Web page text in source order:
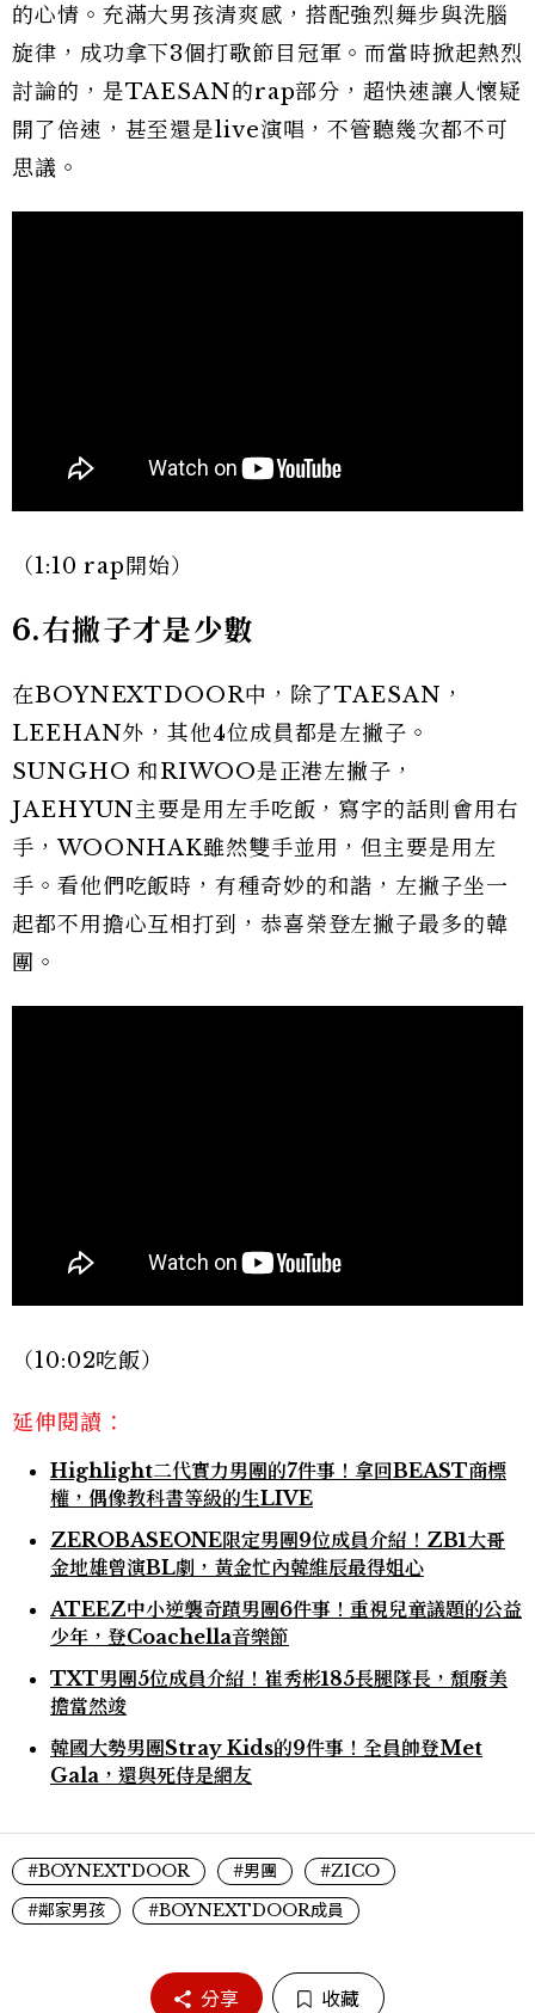
的心情。充滿大男孩清爽感，搭配強烈舞步與洗腦
旋律，成功拿下3個打歌節目冠軍。而當時掀起熱烈
討論的，是TAESAN的rap部分，超快速讓人懷疑
開了倍速，甚至還是live演唱，不管聽幾次都不可
思議。
（1:10 rap開始）
6.右撇子才是少數
在BOYNEXTDOOR中，除了TAESAN，
LEEHAN外，其他4位成員都是左撇子。
SUNGHO 和RIWOO是正港左撇子，
JAEHYUN主要是用左手吃飯，寫字的話則會用右
手，WOONHAK雖然雙手並用，但主要是用左
手。看他們吃飯時，有種奇妙的和諧，左撇子坐一
起都不用擔心互相打到，恭喜榮登左撇子最多的韓
團。
（10:02吃飯）
延伸閱讀：
Highlight二代實力男團的7件事！拿回BEAST商標
權，偶像教科書等級的生LIVE
ZEROBASEONE限定男團9位成員介紹！ZB1大哥
金地雄曾演BL劇，黃金忙內韓維辰最得姐心
ATEEZ中小逆襲奇蹟男團6件事！重視兒童議題的公益
少年，登Coachella音樂節
TXT男團5位成員介紹！崔秀彬185長腿隊長，頹廢美
擔當然竣
韓國大勢男團Stray Kids的9件事！全員帥登Met
Gala，還與死侍是網友
#BOYNEXTDOOR #男團
#ZICO
#鄰家男孩
#BOYNEXTDOOR成員
分享 收藏